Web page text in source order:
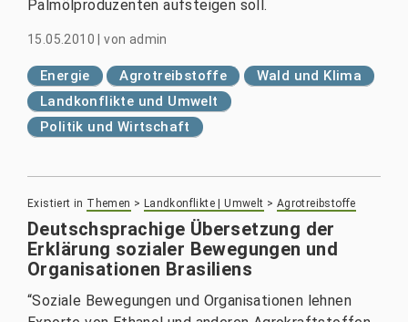
Palmölproduzenten aufsteigen soll.
15.05.2010 |von admin
Energie Agrotreibstoffe
Wald und Klima
Landkonflikte und Umwelt
Politik und Wirtschaft
Existiert in Themen > Landkonflikte | Umwelt > Agrotreibstoffe
Deutschsprachige Übersetzung der
Erklärung sozialer Bewegungen und
Organisationen Brasiliens
“Soziale Bewegungen und Organisationen lehnen